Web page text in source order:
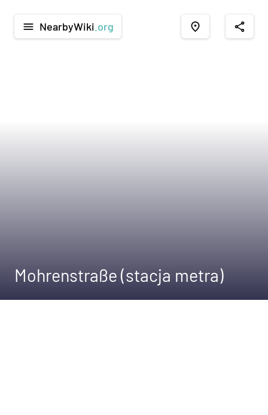
menu NearbyWiki .org place share
Mohrenstraße (stacja metra)